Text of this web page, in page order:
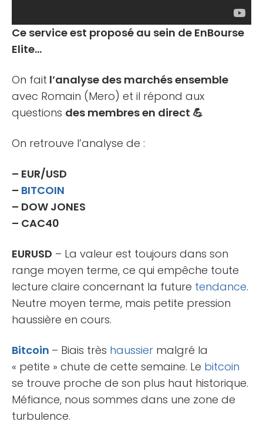
Ce service est proposé au sein de EnBourse
Elite…
On fait l’analyse des marchés ensemble
avec Romain (Mero) et il répond aux
questions des membres en direct 💪
On retrouve l’analyse de :
– EUR/USD
– BITCOIN
– DOW JONES
– CAC40
EURUSD – La valeur est toujours dans son
range moyen terme, ce qui empêche toute
lecture claire concernant la future tendance.
Neutre moyen terme, mais petite pression
haussière en cours.
Bitcoin – Biais très haussier malgré la
« petite » chute de cette semaine. Le bitcoin
se trouve proche de son plus haut historique.
Méfiance, nous sommes dans une zone de
turbulence.